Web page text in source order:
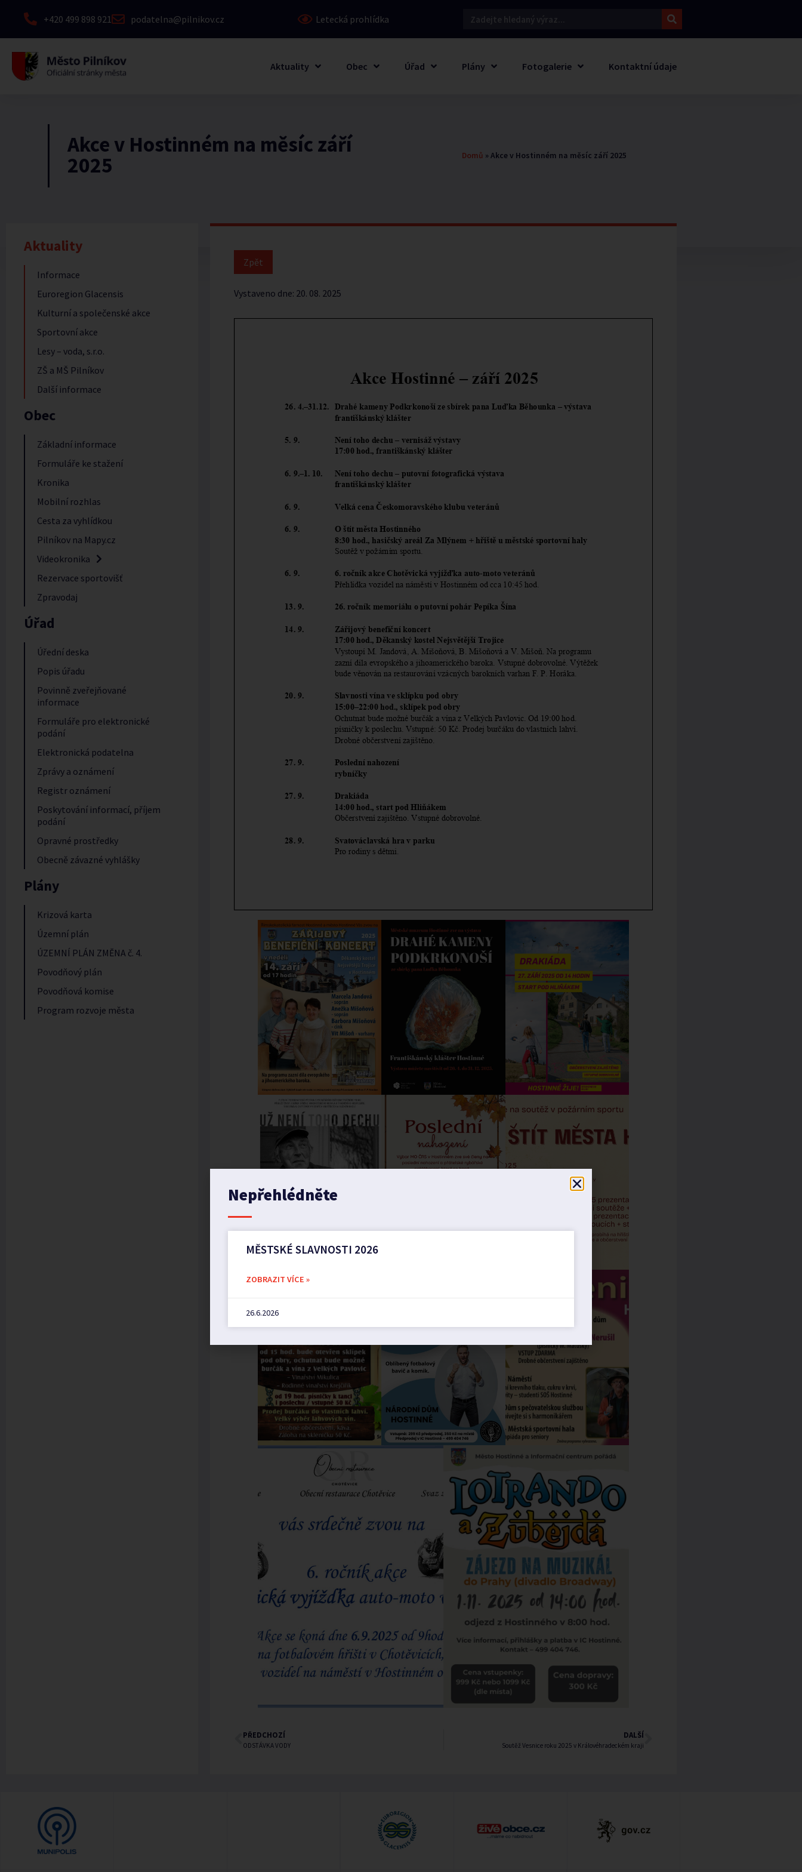
+420 499 898 921 podatelna@pilnikov.cz Letecká prohlídka
Aktuality Obec Úřad Plány Fotogalerie Kontaktní údaje
Akce v Hostinném na měsíc září
2025 Domů » Akce v Hostinném na měsíc září 2025
Aktuality
Informace
Euroregion Glacensis
Kulturní a společenské akce
Sportovní akce
Lesy – voda, s.r.o.
ZŠ a MŠ Pilníkov
Další informace
Obec
Základní informace
Formuláře ke stažení
Kronika
Mobilní rozhlas
Cesta za vyhlídkou
Pilníkov na Mapy.cz
Videokronika
Rezervace sportovišť
Zpravodaj
Úřad
Úřední deska
Popis úřadu
Povinně zveřejňované
informace
Formuláře pro elektronické
podání
Elektronická podatelna
Zprávy a oznámení
Registr oznámení
Poskytování informací, příjem
podání
Opravné prostředky
Obecně závazné vyhlášky
Plány
Krizová karta
Územní plán
ÚZEMNÍ PLÁN ZMĚNA č. 4.
Povodňový plán
Povodňová komise
Program rozvoje města
Vystaveno dne: 20. 08. 2025
PŘEDCHOZÍ
ODSTÁVKA VODY
DALŠÍ
Soutěž Vesnice roku 2025 v Královéhradeckém kraji
Nepřehlédněte
MĚSTSKÉ SLAVNOSTI 2026
ZOBRAZIT VÍCE »
26.6.2026